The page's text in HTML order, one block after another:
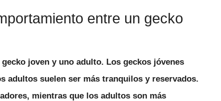
entre un gecko
joven y uno adulto. Los geckos jóvenes
adultos suelen ser más tranquilos y reservados.
mientras que los adultos son más